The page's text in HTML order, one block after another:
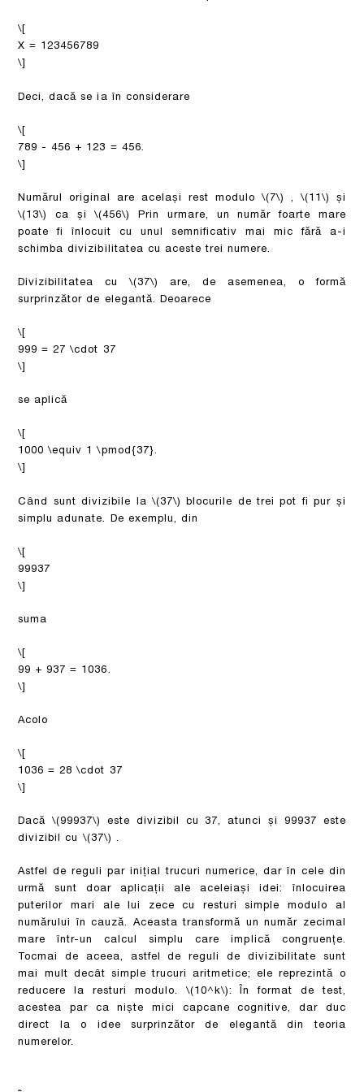
\[
X = 123456789
\]
Deci, dacă se ia în considerare
\[
789 - 456 + 123 = 456.
\]
Numărul original are același rest modulo \(7\) , \(11\)
și
\(13\)
ca și\(456\)
Prin urmare, un număr foarte mare
poate fi înlocuit cu unul semnificativ mai mic fără a-i
schimba divizibilitatea cu aceste trei numere.
Divizibilitatea cu\(37\)
are, de asemenea, o formă
surprinzător de elegantă. Deoarece
\[
999 = 27 \cdot 37
\]
se aplică
\[
1000 \equiv 1 \pmod{37}.
\]
Când sunt divizibile la \(37\)
blocurile de trei pot fi pur și
simplu adunate. De exemplu, din
\[
99937
\]
suma
\[
99 + 937 = 1036.
\]
Acolo
\[
1036 = 28 \cdot 37
\]
Dacă\(99937\)
este divizibil cu 37, atunci și 99937 este
divizibil cu \(37\) .
Astfel de reguli par inițial trucuri numerice, dar în cele din
urmă sunt doar aplicații ale aceleiași idei: înlocuirea
puterilor mari ale lui zece cu resturi simple modulo al
numărului în cauză. Aceasta transformă un număr zecimal
mare într-un calcul simplu care implică congruențe.
Tocmai de aceea, astfel de reguli de divizibilitate sunt
mai mult decât simple trucuri aritmetice; ele reprezintă o
reducere la resturi modulo. \(10^k\): În format de test,
acestea par ca niște mici capcane cognitive, dar duc
direct la o idee surprinzător de elegantă din teoria
numerelor.